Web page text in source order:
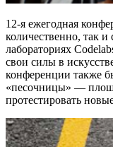
12-я ежегодная
количественно, так
лабораториях
свои силы в
конференции также
«песочницы» —
протестировать